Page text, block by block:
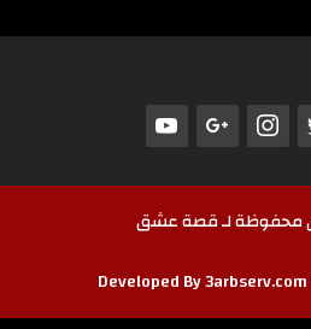
محفوظة لـ قصة عشق
Developed By